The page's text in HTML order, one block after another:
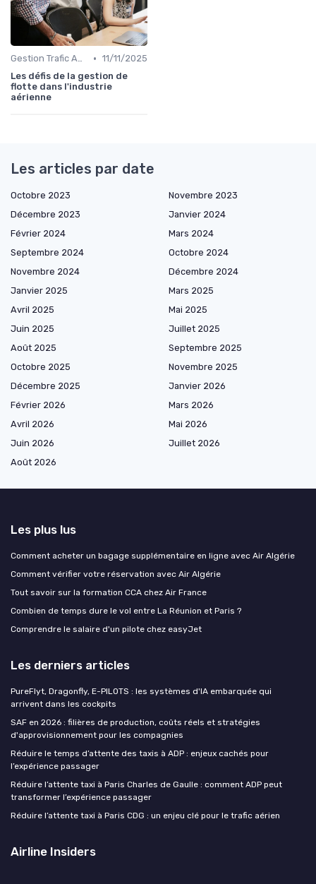
Gestion Trafic Aérien • 11/11/2025
Les défis de la gestion de
flotte dans l'industrie
aérienne
Les articles par date
Octobre 2023
Novembre 2023
Décembre 2023
Janvier 2024
Février 2024
Mars 2024
Septembre 2024
Octobre 2024
Novembre 2024
Décembre 2024
Janvier 2025
Mars 2025
Avril 2025
Mai 2025
Juin 2025
Juillet 2025
Août 2025
Septembre 2025
Octobre 2025
Novembre 2025
Décembre 2025
Janvier 2026
Février 2026
Mars 2026
Avril 2026
Mai 2026
Juin 2026
Juillet 2026
Août 2026
Les plus lus
Comment acheter un bagage supplémentaire en ligne avec Air Algérie
Comment vérifier votre réservation avec Air Algérie
Tout savoir sur la formation CCA chez Air France
Combien de temps dure le vol entre La Réunion et Paris ?
Comprendre le salaire d'un pilote chez easyJet
Les derniers articles
PureFlyt, Dragonfly, E-PILOTS : les systèmes d'IA embarquée qui
arrivent dans les cockpits
SAF en 2026 : filières de production, coûts réels et stratégies
d'approvisionnement pour les compagnies
Réduire le temps d’attente des taxis à ADP : enjeux cachés pour
l’expérience passager
Réduire l’attente taxi à Paris Charles de Gaulle : comment ADP peut
transformer l’expérience passager
Réduire l’attente taxi à Paris CDG : un enjeu clé pour le trafic aérien
Airline Insiders